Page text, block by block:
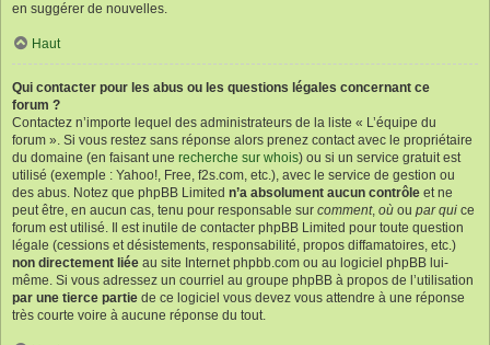
en suggérer de nouvelles.
Haut
Qui contacter pour les abus ou les questions légales concernant ce
forum ?
Contactez n’importe lequel des administrateurs de la liste « L’équipe du
forum ». Si vous restez sans réponse alors prenez contact avec le propriétaire
du domaine (en faisant une recherche sur whois) ou si un service gratuit est
utilisé (exemple : Yahoo!, Free, f2s.com, etc.), avec le service de gestion ou
des abus. Notez que phpBB Limited n’a absolument aucun contrôle et ne
peut être, en aucun cas, tenu pour responsable sur comment, où ou par qui ce
forum est utilisé. Il est inutile de contacter phpBB Limited pour toute question
légale (cessions et désistements, responsabilité, propos diffamatoires, etc.)
non directement liée au site Internet phpbb.com ou au logiciel phpBB lui-
même. Si vous adressez un courriel au groupe phpBB à propos de l’utilisation
par une tierce partie de ce logiciel vous devez vous attendre à une réponse
très courte voire à aucune réponse du tout.